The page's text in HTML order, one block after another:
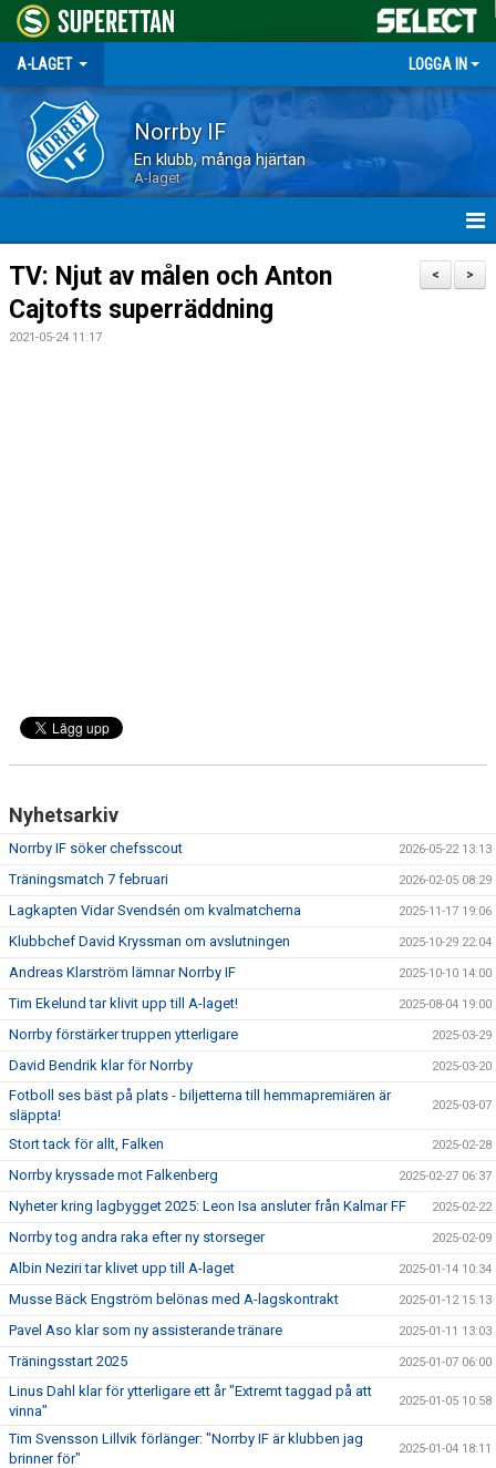
A-LAGET LOGGA IN
Norrby IF
En klubb, många hjärtan
A-laget
HEM
NYHETER
>
<
TV: Njut av målen och Anton
Cajtofts superräddning
2021-05-24 11:17
Nyhetsarkiv
Norrby IF söker chefsscout 2026-05-22 13:13
Träningsmatch 7 februari 2026-02-05 08:29
Lagkapten Vidar Svendsén om kvalmatcherna 2025-11-17 19:06
Klubbchef David Kryssman om avslutningen 2025-10-29 22:04
Andreas Klarström lämnar Norrby IF 2025-10-10 14:00
Tim Ekelund tar klivit upp till A-laget! 2025-08-04 19:00
Norrby förstärker truppen ytterligare 2025-03-29
David Bendrik klar för Norrby 2025-03-20
Fotboll ses bäst på plats - biljetterna till hemmapremiären är
släppta!
2025-03-07
Stort tack för allt, Falken 2025-02-28
Norrby kryssade mot Falkenberg 2025-02-27 06:37
Nyheter kring lagbygget 2025: Leon Isa ansluter från Kalmar FF 2025-02-22
Norrby tog andra raka efter ny storseger 2025-02-09
Albin Neziri tar klivet upp till A-laget 2025-01-14 10:34
Musse Bäck Engström belönas med A-lagskontrakt 2025-01-12 15:13
Pavel Aso klar som ny assisterande tränare 2025-01-11 13:03
Träningsstart 2025 2025-01-07 06:00
Linus Dahl klar för ytterligare ett år "Extremt taggad på att
vinna"
2025-01-05 10:58
Tim Svensson Lillvik förlänger: "Norrby IF är klubben jag
brinner för"
2025-01-04 18:11